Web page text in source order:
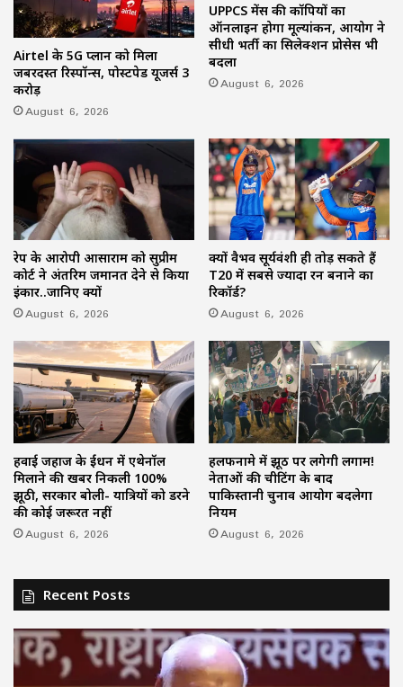
Airtel के 5G प्लान को मिला
जबरदस्त रिस्पॉन्स, पोस्टपेड यूजर्स 3
करोड़
August 6, 2026
UPPCS मेंस की कॉपियों का
ऑनलाइन होगा मूल्यांकन, आयोग ने
सीधी भर्ती का सिलेक्शन प्रोसेस भी
बदला
August 6, 2026
रेप के आरोपी आसाराम को सुप्रीम
कोर्ट ने अंतरिम जमानत देने से किया
इंकार..जानिए क्यों
August 6, 2026
क्यों वैभव सूर्यवंशी ही तोड़ सकते हैं
T20 में सबसे ज्यादा रन बनाने का
रिकॉर्ड?
August 6, 2026
हवाई जहाज के ईंधन में एथेनॉल
मिलाने की खबर निकली 100%
झूठी, सरकार बोली- यात्रियों को डरने
की कोई जरूरत नहीं
August 6, 2026
हलफनामे में झूठ पर लगेगी लगाम!
नेताओं की चीटिंग के बाद
पाकिस्तानी चुनाव आयोग बदलेगा
नियम
August 6, 2026
Recent Posts